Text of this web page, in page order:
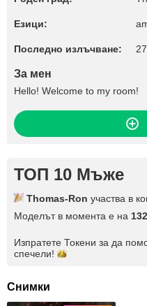
Езици:
Последно излъчване:
За мен
Hello! Welcome to my room!
ТОП 10 Мъже
Thomas-Ron участва в
Моделът в момента е на
Изпратете Токени за да
спечели!
Снимки